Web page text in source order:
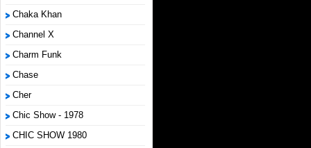
Chaka Khan
Channel X
Charm Funk
Chase
Cher
Chic Show - 1978
CHIC SHOW 1980